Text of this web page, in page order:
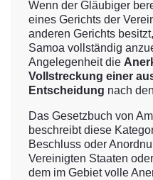
Wenn der Gläubiger
eines Gerichts der
anderen Gerichts
Samoa vollständig
Angelegenheit die
Vollstreckung einer
Entscheidung nach
Das Gesetzbuch von
beschreibt diese
Beschluss oder
Vereinigten Staaten
dem im Gebiet volle